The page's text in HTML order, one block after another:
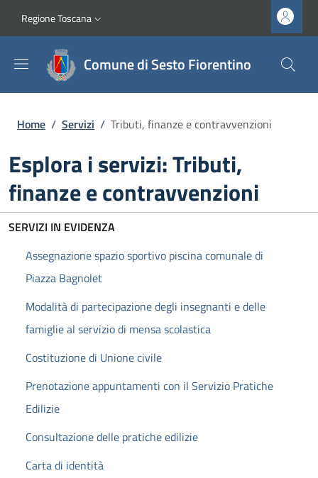
Slim top
Regione Toscana
Comune di Sesto Fiorentino
Briciole di pane
Home / Servizi / Tributi, finanze e contravvenzioni
Esplora i servizi: Tributi,
finanze e contravvenzioni
SERVIZI IN EVIDENZA
Assegnazione spazio sportivo piscina comunale di
Piazza Bagnolet
Modalità di partecipazione degli insegnanti e delle
famiglie al servizio di mensa scolastica
Costituzione di Unione civile
Prenotazione appuntamenti con il Servizio Pratiche
Edilizie
Consultazione delle pratiche edilizie
Carta di identità